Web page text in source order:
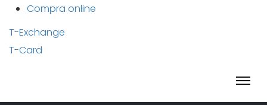
Compra online
T-Exchange
T-Card